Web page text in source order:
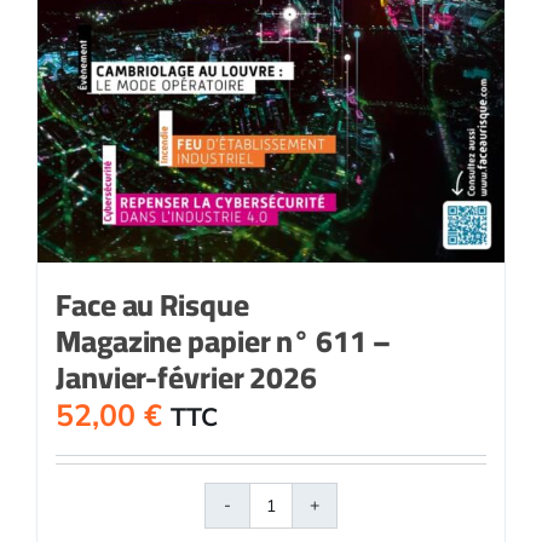
Face au Risque
Magazine papier n° 611 –
Janvier-février 2026
52,00 € TTC
quantité